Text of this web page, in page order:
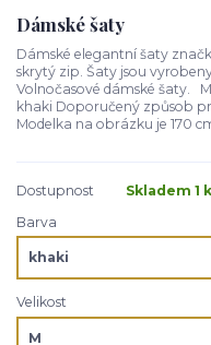
Dámské šaty
Dámské elegantní šaty
skrytý zip. Šaty jsou
Volnočasové dámské šaty.
khaki Doporučený způsob
Modelka na obrázku je 170
Dostupnost
Skladem 1
Barva
Velikost